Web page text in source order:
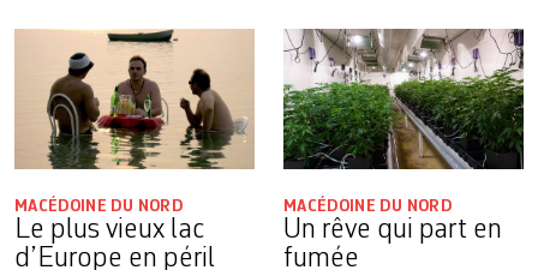
MACÉDOINE DU NORD
Le plus vieux lac
d’Europe en péril
MACÉDOINE DU NORD
Un rêve qui part en
fumée